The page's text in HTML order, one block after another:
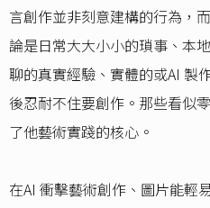
言創作並非刻意建構的行為，
論是日常大大小小的瑣事、本
聊的真實經驗、實體的或AI 製
後忍耐不住要創作。那些看似
了他藝術實踐的核心。
在AI 衝擊藝術創作、圖片能輕